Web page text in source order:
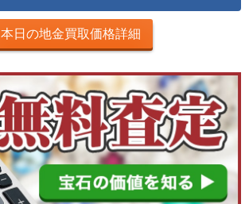
本日の地金買取価格詳細